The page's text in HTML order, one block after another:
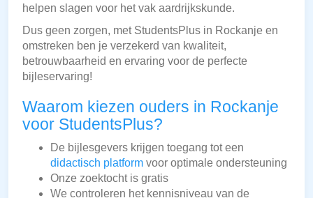
helpen slagen voor het vak aardrijkskunde.
Dus geen zorgen, met StudentsPlus in Rockanje en
omstreken ben je verzekerd van kwaliteit,
betrouwbaarheid en ervaring voor de perfecte
bijleservaring!
Waarom kiezen ouders in Rockanje
voor StudentsPlus?
De bijlesgevers krijgen toegang tot een
didactisch platform voor optimale ondersteuning
Onze zoektocht is gratis
We controleren het kennisniveau van de